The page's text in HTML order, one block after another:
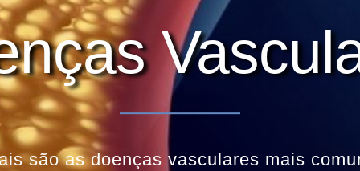
são as doenças vasculares mais